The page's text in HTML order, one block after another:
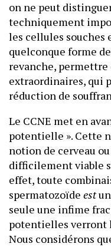
on ne peut
techniquement
les cellules souches
quelconque forme
revanche, permettre
extraordinaires, qui
réduction de
Le CCNE met en
potentielle ». Cette
notion de cerveau
difficilement viable
effet, toute
spermatozoïde est
seule une infime
potentielles verront
Nous considérons